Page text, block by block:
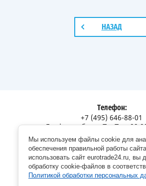
Мы используем файлы cookie для
обеспечения правильной работы
использовать сайт eurotrade24.ru, вы
обработку cookie-файлов в
Политикой обработки персональных
НАЗАД
Телефон:
+7 (495) 646-88-01
График работы: Пн-Пт с
Адрес:
Московская обл., г. Долгопрудный,